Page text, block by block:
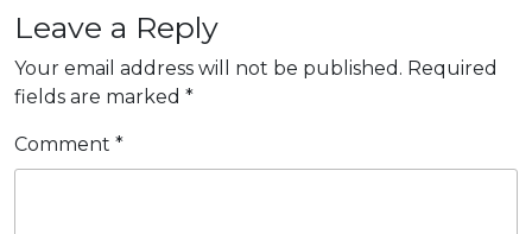
Per
Leave a Reply
Your email address will not be published. Required
fields are marked *
Comment *